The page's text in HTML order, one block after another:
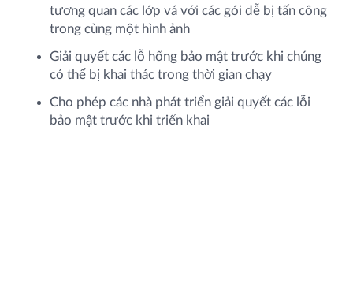
tương quan các lớp vá với các gói dễ bị tấn công
trong cùng một hình ảnh
Giải quyết các lỗ hổng bảo mật trước khi chúng
có thể bị khai thác trong thời gian chạy
Cho phép các nhà phát triển giải quyết các lỗi
bảo mật trước khi triển khai